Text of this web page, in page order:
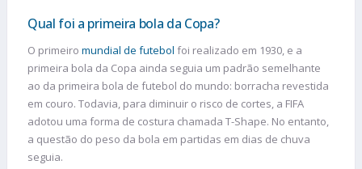
Qual foi a primeira bola da Copa?
O primeiro mundial de futebol foi realizado em 1930, e a
primeira bola da Copa ainda seguia um padrão semelhante
ao da primeira bola de futebol do mundo: borracha revestida
em couro. Todavia, para diminuir o risco de cortes, a FIFA
adotou uma forma de costura chamada T-Shape. No entanto,
a questão do peso da bola em partidas em dias de chuva
seguia.